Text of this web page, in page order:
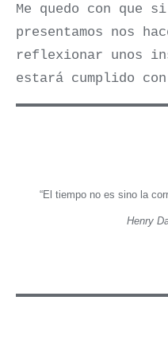
Me quedo con que
presentamos nos
reflexionar unos
estará cumplido
“El tiempo no es sino la
Henry